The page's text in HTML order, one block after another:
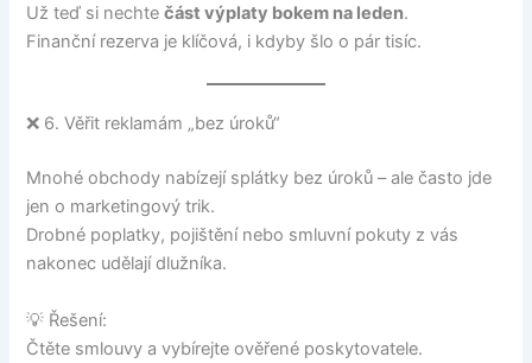
Už teď si nechtečást výplaty bokem na leden.
Finanční rezerva je klíčová, i kdyby šlo o pár tisíc.
❌ 6. Věřit reklamám „bez úroků“
Mnohé obchody nabízejí splátky bez úroků – ale často jde
jen o marketingový trik.
Drobné poplatky, pojištění nebo smluvní pokuty z vás
nakonec udělají dlužníka.
💡 Řešení:
Čtěte smlouvy a vybírejte ověřené poskytovatele.